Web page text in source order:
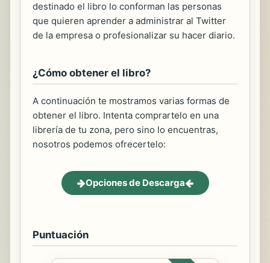
destinado el libro lo conforman las personas
que quieren aprender a administrar al Twitter
de la empresa o profesionalizar su hacer diario.
¿Cómo obtener el libro?
A continuación te mostramos varias formas de
obtener el libro. Intenta comprartelo en una
librería de tu zona, pero sino lo encuentras,
nosotros podemos ofrecertelo:
Opciones de Descarga
Puntuación